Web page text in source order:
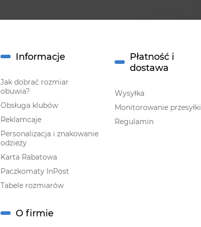
Informacje
Jak dobrać rozmiar
obuwia?
Obsługa klubów
Reklamcaje
Personalizacja i znakowanie
odzieży
Karta Rabatowa
Paczkomaty InPost
Tabele rozmiarów
Płatność i
dostawa
Wysyłka
Monitorowanie przesyłki
Regulamin
O firmie